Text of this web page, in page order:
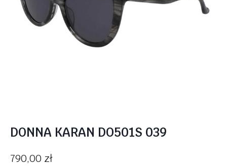
DONNA KARAN DO501S 039
790,00 zł